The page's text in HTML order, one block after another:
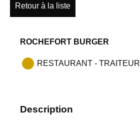
Retour à la liste
ROCHEFORT BURGER
RESTAURANT - TRAITEUR
Description